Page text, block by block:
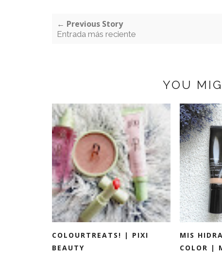
← Previous Story
Entrada más reciente
YOU
COLOURTREATS! | PIXI
BEAUTY
MIS
COLOR |